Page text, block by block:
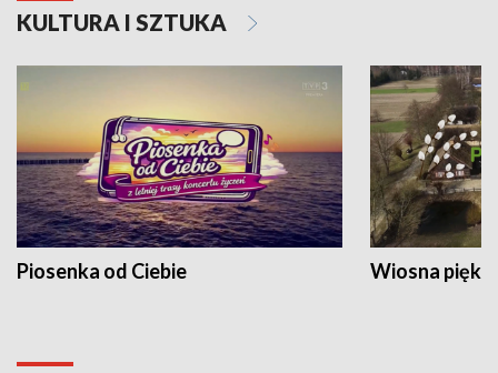
KULTURA I SZTUKA
Piosenka od Ciebie Wiosna